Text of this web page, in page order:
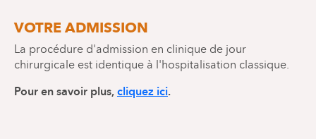
VOTRE ADMISSION
La procédure d'admission en clinique de jour
chirurgicale est identique à l'hospitalisation classique.
Pour en savoir plus,cliquez ici.